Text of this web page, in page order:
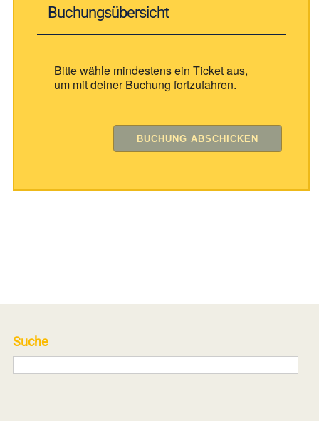
Buchungsübersicht
Bitte wähle mindestens ein Ticket aus,
um mit deiner Buchung fortzufahren.
Suche